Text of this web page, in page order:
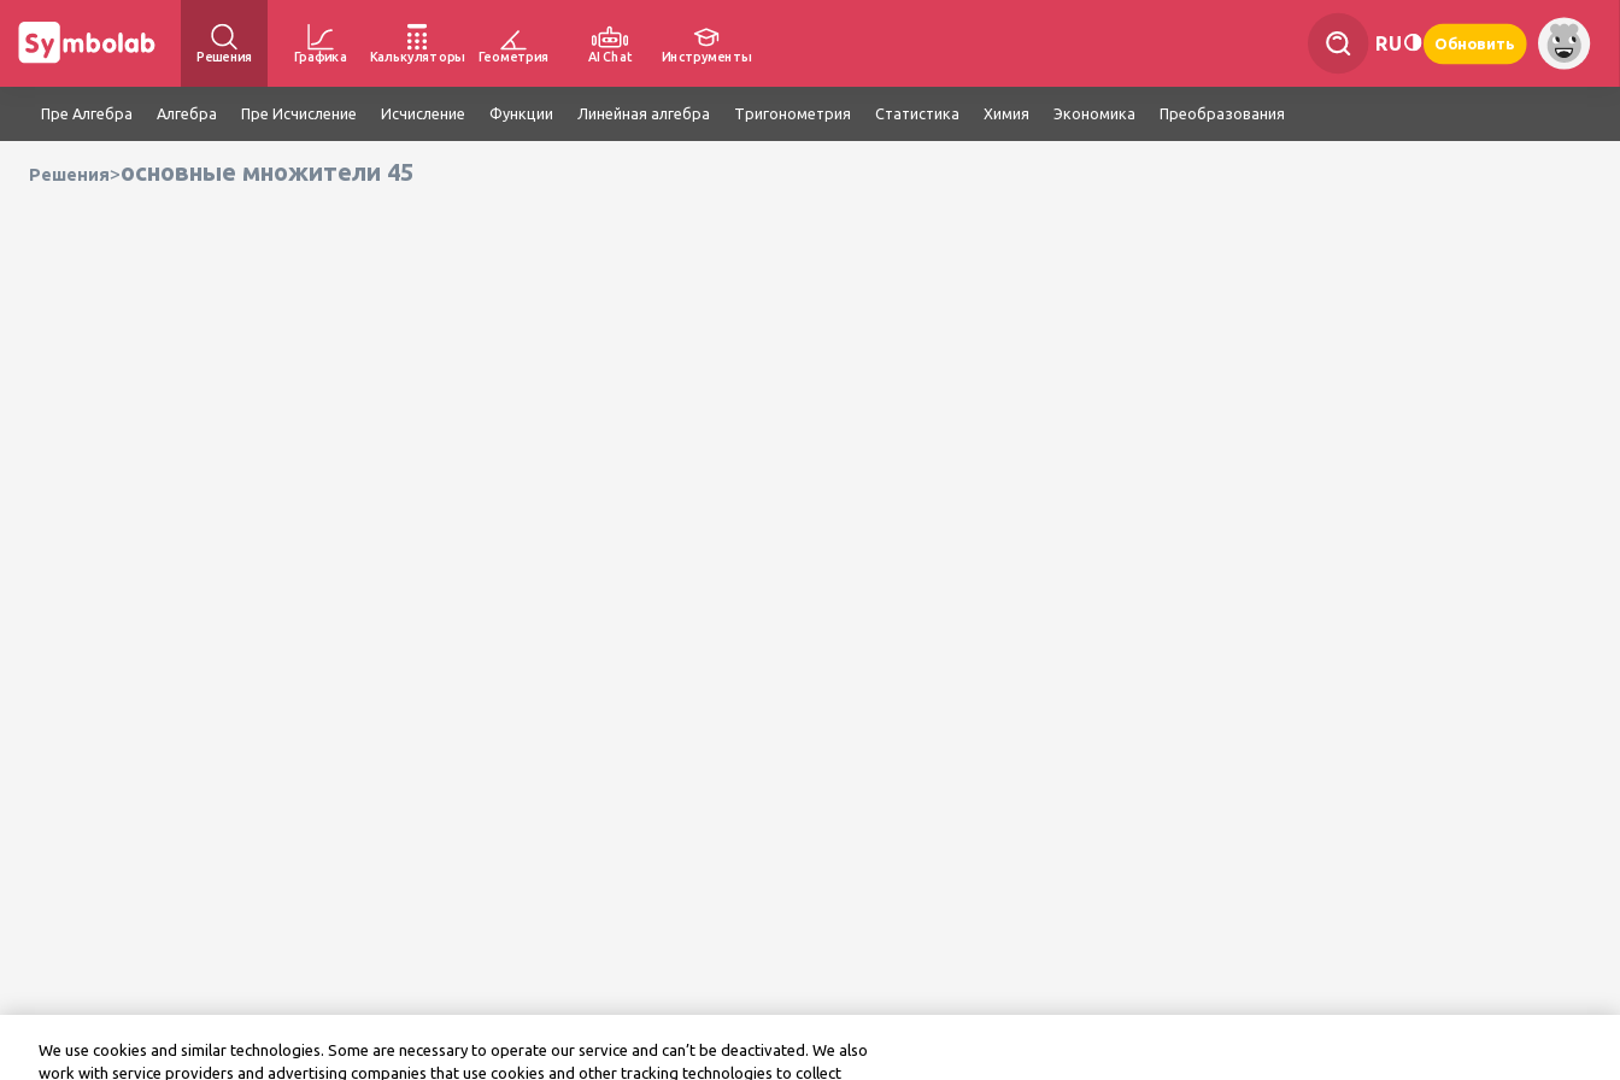
Решения Графика Калькуляторы Геометрия AI Chat Инструменты
RU Обновить
Пре Алгебра Алгебра Пре Исчисление Исчисление Функции Линейная алгебра Тригонометрия Статистика Химия Экономика Преобразования
Решения>основные множители 45
We use cookies and similar technologies. Some are necessary to operate our service and can’t be deactivated. We also
work with service providers and advertising companies that use cookies and other tracking technologies to collect